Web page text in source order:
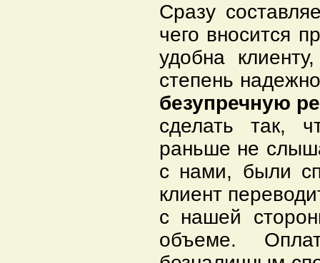
Сразу
чего вносится
удобна
степень
безупречную
сделать так,
раньше не
с нами, были
клиент
с нашей
объеме.